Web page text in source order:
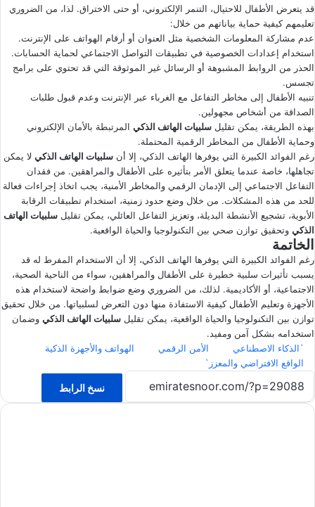
قد يتعرض الأطفال للاحتيال، التنمر الإلكتروني، أو حتى الاختراق. لذا، من الضروري
تعليمهم كيفية حماية بياناتهم من خلال:
عدم مشاركة المعلومات الشخصية مثل العنوان أو أرقام الهواتف على الإنترنت.
استخدام إعدادات الخصوصية في تطبيقات التواصل الاجتماعي لحماية الحسابات.
الحذر من الروابط المشبوهة أو الرسائل غير الموثوقة التي قد تحتوي على برامج
تجسس.
تنبيه الأطفال إلى مخاطر التفاعل مع الغرباء عبر الإنترنت وعدم قبول طلبات
الصداقة من أشخاص مجهولين.
بهذه الطريقة، يمكن تقليل سلبيات الهاتف الذكي المرتبطة بالأمان الإلكتروني
وحماية الأطفال من المخاطر الرقمية المحتملة.
رغم الفوائد الكبيرة التي يوفرها الهاتف الذكي، إلا أن سلبيات الهاتف الذكي لا يمكن
تجاهلها، خاصة عندما يتعلق الأمر بتأثيره على الأطفال والمراهقين. من فقدان
التفاعل الاجتماعي إلى الإدمان الرقمي والمخاطر الأمنية، يجب اتخاذ إجراءات فعالة
للحد من هذه المشكلات. من خلال وضع حدود زمنية، استخدام تطبيقات الرقابة
الأبوية، تشجيع الأنشطة البديلة، وتعزيز التفاعل العائلي، يمكن تقليل سلبيات الهاتف
الذكي وتحقيق توازن صحي بين التكنولوجيا والحياة الواقعية.
الخاتمة
رغم الفوائد الكبيرة التي يوفرها الهاتف الذكي، إلا أن الاستخدام المفرط له قد
يسبب تأثيرات سلبية خطيرة على الأطفال والمراهقين، سواء من الناحية الصحية،
الاجتماعية، أو الأكاديمية. لذلك، من الضروري وضع ضوابط واضحة لاستخدام هذه
الأجهزة وتعليم الأطفال كيفية الاستفادة منها دون التعرض لسلبياتها. من خلال تحقيق
توازن بين التكنولوجيا والحياة الواقعية، يمكن تقليل سلبيات الهاتف الذكي وضمان
استخدامه بشكل آمن ومفيد.
`الذكاء الاصطناعي
الأمن الرقمي
الهواتف والأجهزة الذكية
الواقع الافتراضي والمعزز`
نسخ الرابط